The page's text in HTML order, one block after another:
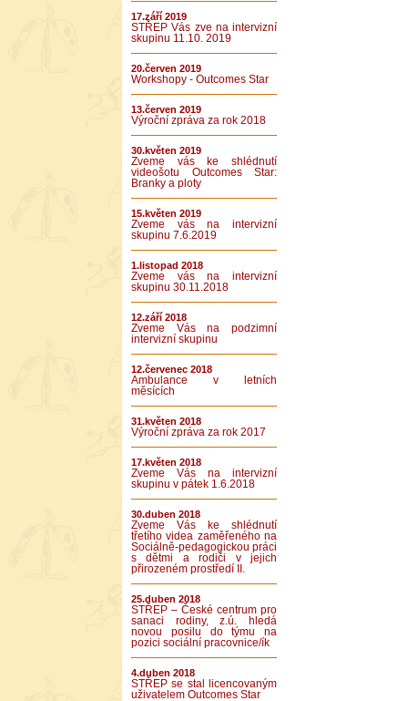
17.září 2019
STŘEP Vás zve na intervizní
skupinu 11.10. 2019
20.červen 2019
Workshopy - Outcomes Star
13.červen 2019
Výroční zpráva za rok 2018
30.květen 2019
Zveme vás ke shlédnutí
videošotu Outcomes Star:
Branky a ploty
15.květen 2019
Zveme vás na intervizní
skupinu 7.6.2019
1.listopad 2018
Zveme vás na intervizní
skupinu 30.11.2018
12.září 2018
Zveme Vás na podzimní
intervizní skupinu
12.červenec 2018
Ambulance v letních
měsících
31.květen 2018
Výroční zpráva za rok 2017
17.květen 2018
Zveme Vás na intervizní
skupinu v pátek 1.6.2018
30.duben 2018
Zveme Vás ke shlédnutí
třetího videa zaměřeného na
Sociálně-pedagogickou práci
s dětmi a rodiči v jejich
přirozeném prostředí II.
25.duben 2018
STŘEP – České centrum pro
sanaci rodiny, z.ú. hledá
novou posilu do týmu na
pozici sociální pracovnice/ík
4.duben 2018
STŘEP se stal licencovaným
uživatelem Outcomes Star